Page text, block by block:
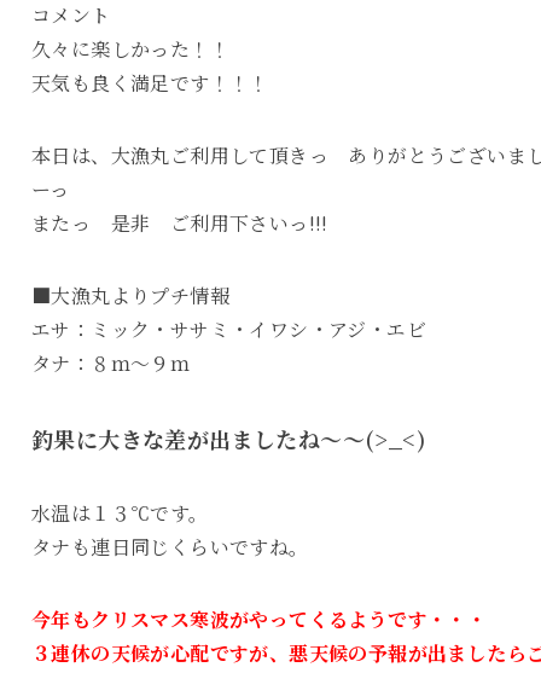
コメント
久々に楽しかった！！
天気も良く満足です！！！
本日は、大漁丸ご利用して頂きっ ありがとうございま
ーっ
またっ 是非 ご利用下さいっ!!!
■大漁丸よりプチ情報
エサ：ミック・ササミ・イワシ・アジ・エビ
タナ：８ｍ～９ｍ
釣果に大きな差が出ましたね～～(>_<)
水温は１３℃です。
タナも連日同じくらいですね。
今年もクリスマス寒波がやってくるようです・・・
３連休の天候が心配ですが、悪天候の予報が出ましたら